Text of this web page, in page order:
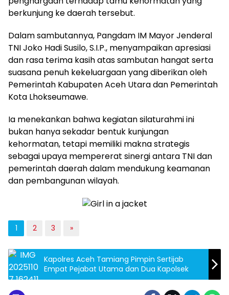
berkunjung ke daerah tersebut.
Dalam sambutannya, Pangdam IM Mayor Jenderal
TNI Joko Hadi Susilo, S.I.P., menyampaikan apresiasi
dan rasa terima kasih atas sambutan hangat serta
suasana penuh kekeluargaan yang diberikan oleh
Pemerintah Kabupaten Aceh Utara dan Pemerintah
Kota Lhokseumawe.
Ia menekankan bahwa kegiatan silaturahmi ini
bukan hanya sekadar bentuk kunjungan
kehormatan, tetapi memiliki makna strategis
sebagai upaya mempererat sinergi antara TNI dan
pemerintah daerah dalam mendukung keamanan
dan pembangunan wilayah.
1 2 3 »
Kapolres Aceh Tamiang Pimpin Sertijab
Empat Pejabat Utama dan Dua Kapolsek